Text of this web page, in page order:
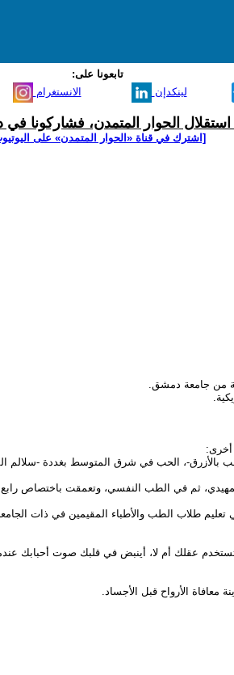
تابعونا على:
الانستغرام لينكدإن
الحوار المتمدن، فشاركونا
[اشترك في قناة ‫«الحوار المتمدن» على
أخرى:
، الحب في شرق المتوسط بغددة -سلالم
ثم في الطب النفسي، وتعمقت باختصاص
طلاب الطب والأطباء المقيمين في ذات
عقلك أم لا، أينبض في قلبك صوت أحبابك
الأرواح قبل الأجساد.